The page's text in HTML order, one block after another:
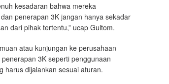
kesadaran bahwa mereka
penerapan 3K jangan hanya sekadar
dari pihak tertentu,” ucap Gultom.
atau kunjungan ke perusahaan
3K seperti penggunaan
harus dijalankan sesuai aturan.